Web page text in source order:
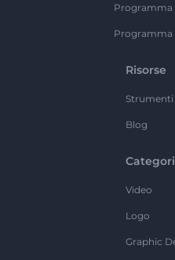
Programma
Programma
Risorse
Strumenti
Blog
Video
Logo
Graphic